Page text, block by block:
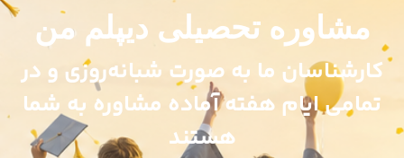
مشاوره تحصیلی دیپلم من
کارشناسان ما به صورت شبانه‌روزی و در
تمامی ایام هفته آماده مشاوره به شما
هستند